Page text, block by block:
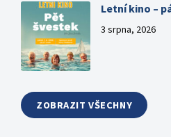
Letní kino –
3 srpna, 2026
ZOBRAZIT VŠECHNY